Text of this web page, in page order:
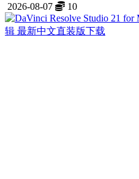
2026-08-07 10